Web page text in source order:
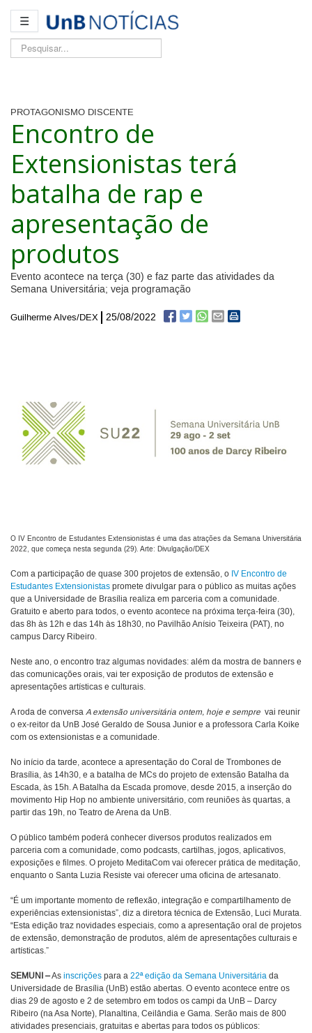
☰
Pesquisar...
PROTAGONISMO DISCENTE
Encontro de
Extensionistas terá
batalha de rap e
apresentação de
produtos
Evento acontece na terça (30) e faz parte das atividades da
Semana Universitária; veja programação
Guilherme Alves/DEX 25/08/2022
O IV Encontro de Estudantes Extensionistas é uma das atrações da Semana Universitária
2022, que começa nesta segunda (29). Arte: Divulgação/DEX
Com a participação de quase 300 projetos de extensão, o IV Encontro de
Estudantes Extensionistas promete divulgar para o público as muitas ações
que a Universidade de Brasília realiza em parceria com a comunidade.
Gratuito e aberto para todos, o evento acontece na próxima terça-feira (30),
das 8h às 12h e das 14h às 18h30, no Pavilhão Anísio Teixeira (PAT), no
campus Darcy Ribeiro.
Neste ano, o encontro traz algumas novidades: além da mostra de banners e
das comunicações orais, vai ter exposição de produtos de extensão e
apresentações artísticas e culturais.
A roda de conversa A extensão universitária ontem, hoje e sempre vai reunir
o ex-reitor da UnB José Geraldo de Sousa Junior e a professora Carla Koike
com os extensionistas e a comunidade.
No início da tarde, acontece a apresentação do Coral de Trombones de
Brasília, às 14h30, e a batalha de MCs do projeto de extensão Batalha da
Escada, às 15h. A Batalha da Escada promove, desde 2015, a inserção do
movimento Hip Hop no ambiente universitário, com reuniões às quartas, a
partir das 19h, no Teatro de Arena da UnB.
O público também poderá conhecer diversos produtos realizados em
parceria com a comunidade, como podcasts, cartilhas, jogos, aplicativos,
exposições e filmes. O projeto MeditaCom vai oferecer prática de meditação,
enquanto o Santa Luzia Resiste vai oferecer uma oficina de artesanato.
“É um importante momento de reflexão, integração e compartilhamento de
experiências extensionistas”, diz a diretora técnica de Extensão, Luci Murata.
“Esta edição traz novidades especiais, como a apresentação oral de projetos
de extensão, demonstração de produtos, além de apresentações culturais e
artísticas.”
SEMUNI –As inscrições para a 22ª edição da Semana Universitária da
Universidade de Brasília (UnB) estão abertas. O evento acontece entre os
dias 29 de agosto e 2 de setembro em todos os campi da UnB – Darcy
Ribeiro (na Asa Norte), Planaltina, Ceilândia e Gama. Serão mais de 800
atividades presenciais, gratuitas e abertas para todos os públicos: